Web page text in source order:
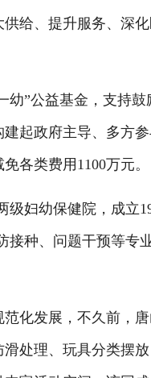
给、提升服务、深
”公益基金，支持鼓
起政府主导、多方
各类费用1100万元。
妇幼保健院，成立
接种、问题干预等
发展，不久前，唐
处理、玩具分类摆